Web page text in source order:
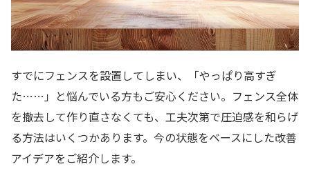
すでにフェンスを設置してしまい、「やっぱり高すぎ
た……」と悩んでいる方もご安心ください。フェンス全体
を撤去して作り直さなくても、工夫次第で圧迫感を和らげ
る方法はいくつかあります。今の状態をベースにした改善
アイデアをご紹介します。